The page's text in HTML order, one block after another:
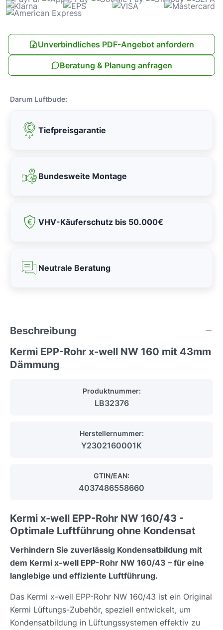
Unverbindliches PDF-Angebot anfordern
Beratung & Planung anfragen
Darum Luftbude:
Tiefpreisgarantie
Bundesweite Montage
VHV-Käuferschutz bis 50.000€
Neutrale Beratung
Beschreibung
Kermi EPP-Rohr x-well NW 160 mit 43mm
Dämmung
Produktnummer:
LB32376
Herstellernummer:
Y2302160001K
GTIN/EAN:
4037486558660
Kermi x-well EPP-Rohr NW 160/43 -
Optimale Luftführung ohne Kondensat
Verhindern Sie zuverlässig Kondensatbildung mit
dem Kermi x-well EPP-Rohr NW 160/43 – für eine
langlebige und effiziente Luftführung.
Das Kermi x-well EPP-Rohr NW 160/43 ist ein Original
Kermi Lüftungs-Zubehör, speziell entwickelt, um
Kondensatbildung in Lüftungssystemen effektiv zu